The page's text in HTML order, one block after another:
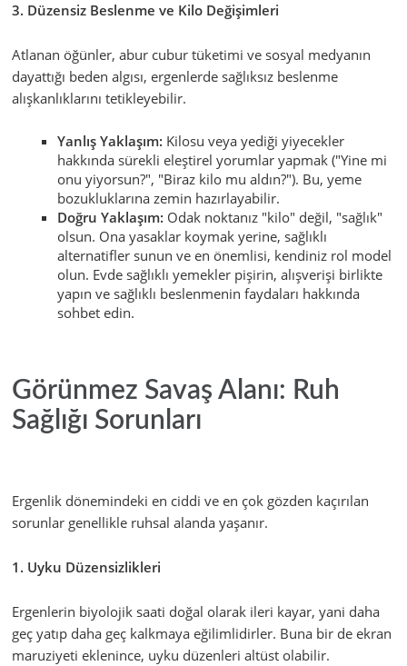
3. Düzensiz Beslenme ve Kilo Değişimleri
Atlanan öğünler, abur cubur tüketimi ve sosyal medyanın
dayattığı beden algısı, ergenlerde sağlıksız beslenme
alışkanlıklarını tetikleyebilir.
Yanlış Yaklaşım: Kilosu veya yediği yiyecekler
hakkında sürekli eleştirel yorumlar yapmak ("Yine mi
onu yiyorsun?", "Biraz kilo mu aldın?"). Bu, yeme
bozukluklarına zemin hazırlayabilir.
Doğru Yaklaşım: Odak noktanız "kilo" değil, "sağlık"
olsun. Ona yasaklar koymak yerine, sağlıklı
alternatifler sunun ve en önemlisi, kendiniz rol model
olun. Evde sağlıklı yemekler pişirin, alışverişi birlikte
yapın ve sağlıklı beslenmenin faydaları hakkında
sohbet edin.
Görünmez Savaş Alanı: Ruh
Sağlığı Sorunları
Ergenlik dönemindeki en ciddi ve en çok gözden kaçırılan
sorunlar genellikle ruhsal alanda yaşanır.
1. Uyku Düzensizlikleri
Ergenlerin biyolojik saati doğal olarak ileri kayar, yani daha
geç yatıp daha geç kalkmaya eğilimlidirler. Buna bir de ekran
maruziyeti eklenince, uyku düzenleri altüst olabilir.